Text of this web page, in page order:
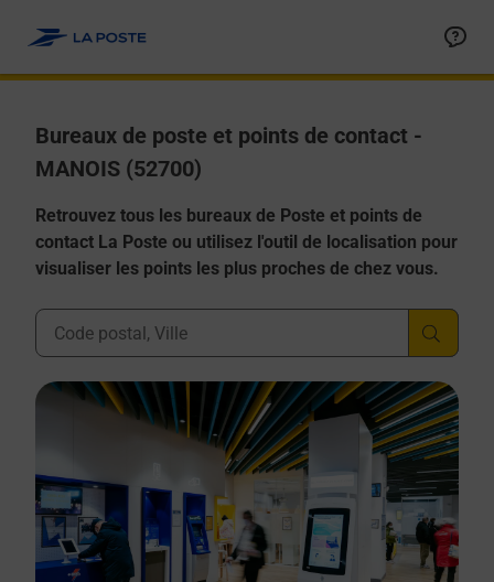
Bureaux de poste et points de contact -
MANOIS (52700)
Retrouvez tous les bureaux de Poste et points de
contact La Poste ou utilisez l'outil de localisation pour
visualiser les points les plus proches de chez vous.
Ville, Département, Code Postal